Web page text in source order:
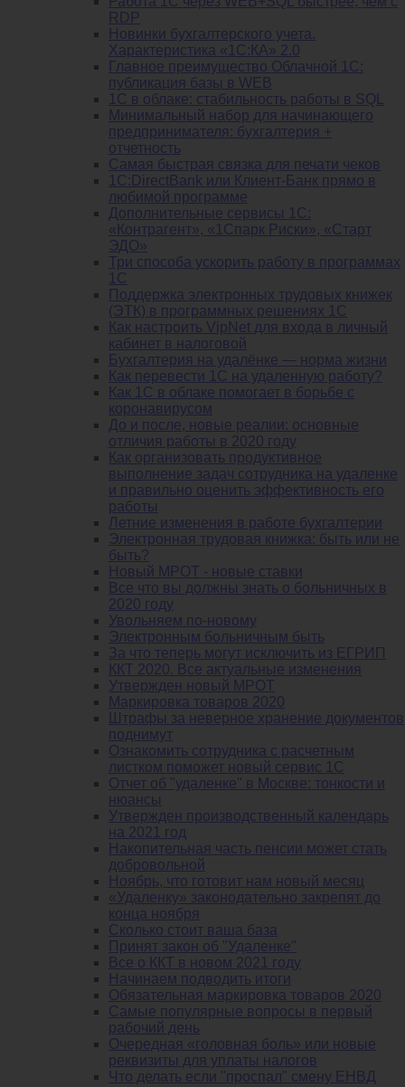
RDP
Новинки бухгалтерского учета.
Характеристика «1С:КА» 2.0
Главное преимущество Облачной 1С:
публикация базы в WEB
1С в облаке: стабильность работы в SQL
Минимальный набор для начинающего
предпринимателя: бухгалтерия +
отчетность
Самая быстрая связка для печати чеков
1С:DirectBank или Клиент-Банк прямо в
любимой программе
Дополнительные сервисы 1С:
«Контрагент», «1Спарк Риски», «Старт
ЭДО»
Три способа ускорить работу в программах
1С
Поддержка электронных трудовых книжек
(ЭТК) в программных решениях 1С
Как настроить VipNet для входа в личный
кабинет в налоговой
Бухгалтерия на удалёнке — норма жизни
Как перевести 1С на удаленную работу?
Как 1С в облаке помогает в борьбе с
коронавирусом
До и после, новые реалии: основные
отличия работы в 2020 году
Как организовать продуктивное
выполнение задач сотрудника на удаленке
и правильно оценить эффективность его
работы
Летние изменения в работе бухгалтерии
Электронная трудовая книжка: быть или не
быть?
Новый МРОТ - новые ставки
Все что вы должны знать о больничных в
2020 году
Увольняем по-новому
Электронным больничным быть
За что теперь могут исключить из ЕГРИП
ККТ 2020. Все актуальные изменения
Утвержден новый МРОТ
Маркировка товаров 2020
Штрафы за неверное хранение документов
поднимут
Ознакомить сотрудника с расчетным
листком поможет новый сервис 1С
Отчет об "удаленке" в Москве: тонкости и
нюансы
Утвержден производственный календарь
на 2021 год
Накопительная часть пенсии может стать
добровольной
Ноябрь, что готовит нам новый месяц
«Удаленку» законодательно закрепят до
конца ноября
Сколько стоит ваша база
Принят закон об "Удаленке"
Все о ККТ в новом 2021 году
Начинаем подводить итоги
Обязательная маркировка товаров 2020
Самые популярные вопросы в первый
рабочий день
Очередная «головная боль» или новые
реквизиты для уплаты налогов
Что делать если "проспал" смену ЕНВД